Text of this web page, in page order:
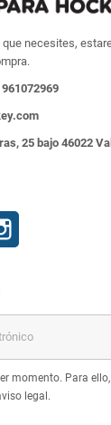
necesites,
25 bajo 46022
momento. Para
legal.